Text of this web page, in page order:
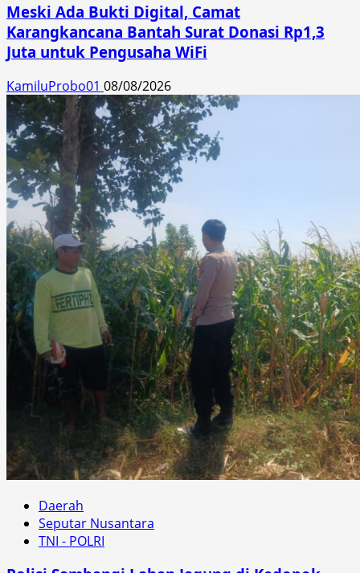
Meski Ada Bukti Digital, Camat
Karangkancana Bantah Surat Donasi Rp1,3
Juta untuk Pengusaha WiFi
KamiluProbo01 08/08/2026
Daerah
Seputar Nusantara
TNI - POLRI